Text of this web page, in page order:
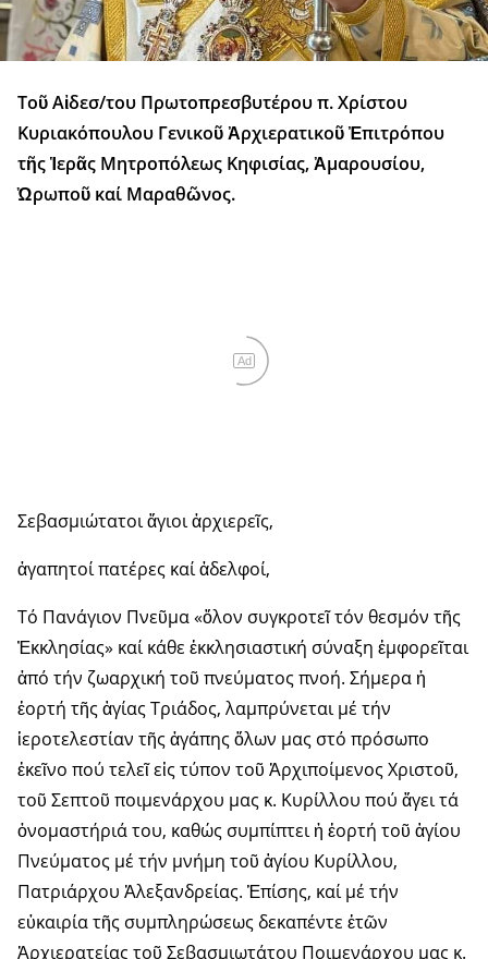
Τοῦ Αἰδεσ/του Πρωτοπρεσβυτέρου π. Χρίστου
Κυριακόπουλου Γενικοῦ Ἀρχιερατικοῦ Ἐπιτρόπου
τῆς Ἱερᾶς Μητροπόλεως Κηφισίας, Ἀμαρουσίου,
Ὠρωποῦ καί Μαραθῶνος.
Ad
Σεβασμιώτατοι ἅγιοι ἀρχιερεῖς,
ἀγαπητοί πατέρες καί ἀδελφοί,
Τό Πανάγιον Πνεῦμα «ὅλον συγκροτεῖ τόν θεσμόν τῆς
Ἐκκλησίας» καί κάθε ἐκκλησιαστική σύναξη ἐμφορεῖται
ἀπό τήν ζωαρχική τοῦ πνεύματος πνοή. Σήμερα ἡ
ἑορτή τῆς ἁγίας Τριάδος, λαμπρύνεται μέ τήν
ἱεροτελεστίαν τῆς ἀγάπης ὅλων μας στό πρόσωπο
ἐκεῖνο πού τελεῖ εἰς τύπον τοῦ Ἀρχιποίμενος Χριστοῦ,
τοῦ Σεπτοῦ ποιμενάρχου μας κ. Κυρίλλου πού ἄγει τά
ὀνομαστήριά του, καθώς συμπίπτει ἡ ἑορτή τοῦ ἁγίου
Πνεύματος μέ τήν μνήμη τοῦ ἁγίου Κυρίλλου,
Πατριάρχου Ἀλεξανδρείας. Ἑπίσης, καί μέ τήν
εὐκαιρία τῆς συμπληρώσεως δεκαπέντε ἐτῶν
Ἀρχιερατείας τοῦ Σεβασμιωτάτου Ποιμενάρχου μας κ.